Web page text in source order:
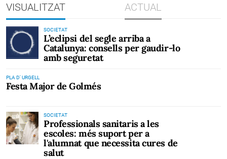
VISUALITZAT ACTUAL
SOCIETAT
L’eclipsi del segle arriba a
Catalunya: consells per gaudir-lo
amb seguretat
PLA D' URGELL
Festa Major de Golmés
SOCIETAT
Professionals sanitaris a les
escoles: més suport per a
l'alumnat que necessita cures de
salut